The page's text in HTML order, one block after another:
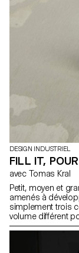
DESIGN INDUSTRIEL
FILL IT,
avec Tomas Kral
Petit, moyen et
amenés à
simplement trois
volume différent
Les objets